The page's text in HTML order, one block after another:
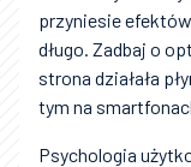
przyniesie
długo. Zadbaj o
strona działała
tym na
Psychologia